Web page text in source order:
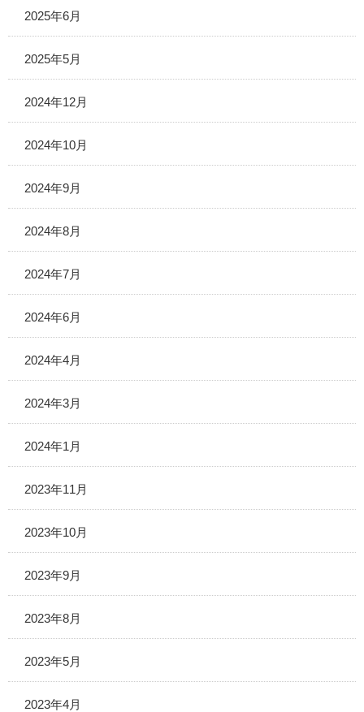
2025年6月
2025年5月
2024年12月
2024年10月
2024年9月
2024年8月
2024年7月
2024年6月
2024年4月
2024年3月
2024年1月
2023年11月
2023年10月
2023年9月
2023年8月
2023年5月
2023年4月